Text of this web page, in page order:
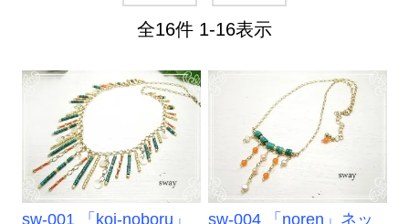
全16件 1-16表示
sw-001 「koi-noboru」
sw-004 「noren」ネッ